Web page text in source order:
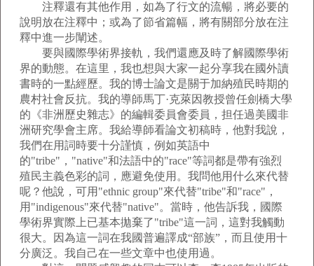
注釋還有其他作用，如為了行文的流暢，將必要的
說明放在注釋中；或為了節省篇幅，將有關部分放在注
釋中進一步闡述。
要與國際學術界接軌，我們還應及時了解國際學術
界的動態。在這里，我也想與大家一起分享我在國外讀
書時的一點經歷。我的博士論文是關于加納殖民時期的
農村社會反抗。我的導師馬丁·克萊因教授曾任劍橋大學
的《非洲歷史雜志》的編輯委員會委員，担任過美國非
洲研究學會主席。我給導師看論文初稿時，他對我說，
我們在用詞時要十分謹慎，例如英語中
的"tribe"，"native"和法語中的"race"等詞都是帶有強烈
殖民主義色彩的詞，應避免使用。我問他用什么來代替
呢？他說，可用"ethnic group"來代替"tribe"和"race"，
用"indigenous"來代替"native"。當時，他告訴我，國際
學術界實際上已基本拋棄了"tribe"這一詞，這對我觸動
很大。因為這一詞在我國普遍譯成“部族”，而且使用十
分廣泛。我自己在一些文章中也使用過。